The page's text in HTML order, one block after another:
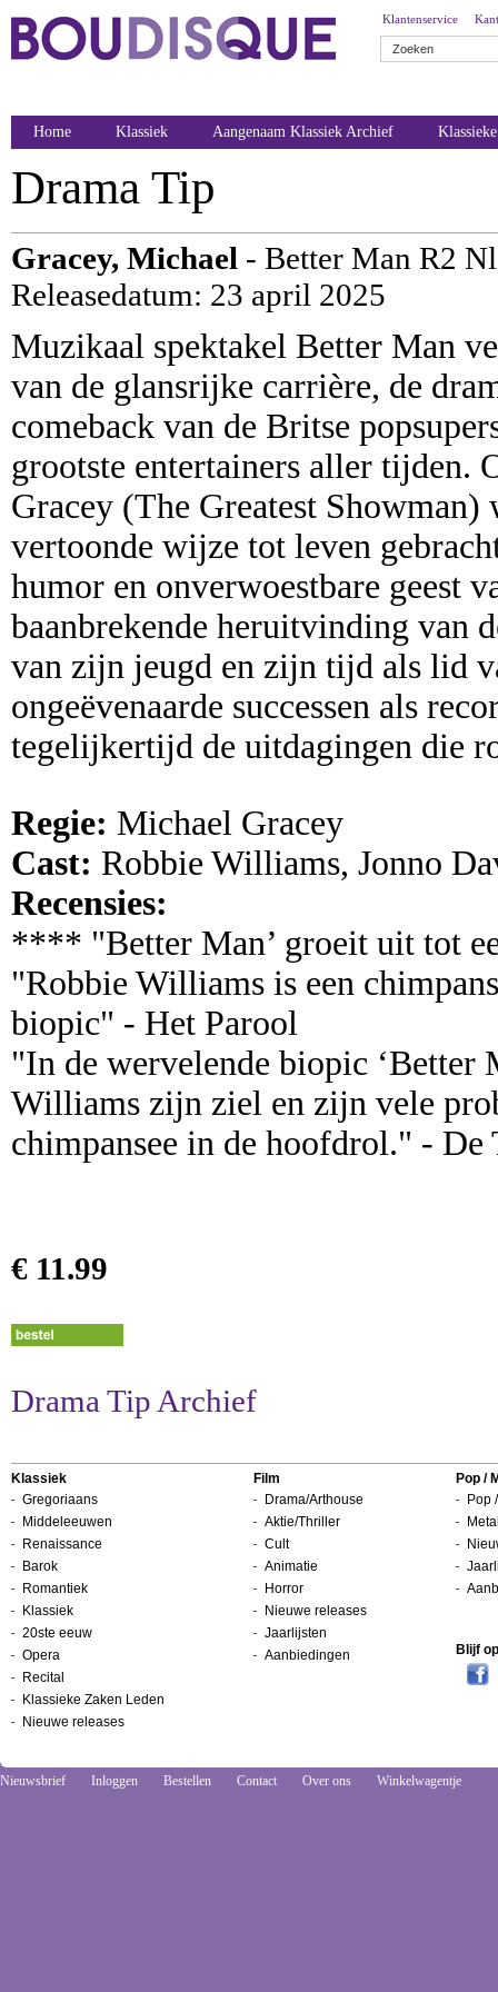
Klantenservice
Home Klassiek Aangenaam Klassiek Archief
Drama Tip
Gracey, Michael - Better Man R2
Releasedatum: 23 april 2025
Muzikaal spektakel Better Man
van de glansrijke carrière, de
comeback van de Britse
grootste entertainers aller tijden.
Gracey (The Greatest
vertoonde wijze tot leven
humor en onverwoestbare geest
baanbrekende heruitvinding van
van zijn jeugd en zijn tijd als lid
ongeëvenaarde successen als
tegelijkertijd de uitdagingen die
Regie: Michael Gracey
Cast: Robbie Williams, Jonno
Recensies:
**** "Better Man’ groeit uit tot
"Robbie Williams is een
biopic" - Het Parool
"In de wervelende biopic ‘Better
Williams zijn ziel en zijn vele
chimpansee in de hoofdrol." - De
€ 11.99
Drama Tip Archief
Klassiek
Gregoriaans
Middeleeuwen
Renaissance
Barok
Romantiek
Klassiek
20ste eeuw
Opera
Recital
Klassieke Zaken Leden
Nieuwe releases
Film
Drama/Arthouse
Aktie/Thriller
Cult
Animatie
Horror
Nieuwe releases
Jaarlijsten
Aanbiedingen
Pop /
Pop
Blijf
Nieuwsbrief Inloggen Bestellen Contact Over ons Winkelwagentje